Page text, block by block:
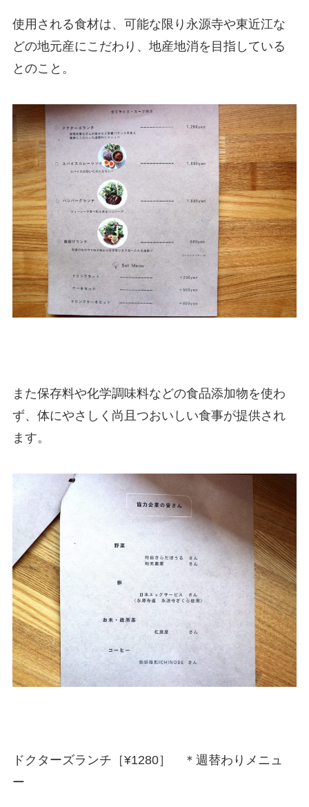
使用される食材は、可能な限り永源寺や東近江な
どの地元産にこだわり、地産地消を目指している
とのこと。
また保存料や化学調味料などの食品添加物を使わ
ず、体にやさしく尚且つおいしい食事が提供され
ます。
ドクターズランチ［¥1280］ ＊週替わりメニュ
ー